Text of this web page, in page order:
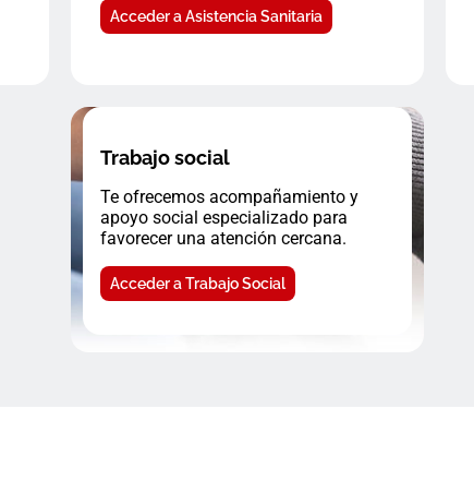
Acceder a Asistencia Sanitaria
Trabajo social
Te ofrecemos acompañamiento y
apoyo social especializado para
favorecer una atención cercana.
Acceder a Trabajo Social